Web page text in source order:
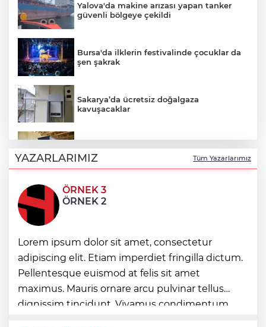
Yalova'da makine arızası yapan tanker
güvenli bölgeye çekildi
Bursa'da ilklerin festivalinde çocuklar da
şen şakrak
Sakarya’da ücretsiz doğalgaza
kavuşacaklar
destek
Nilüfer’de kaldırımlar temizlendi
Konya Selçuklu'da Başkan
Pekyatırmacı'dan esnaf ziyareti
Ordu Perşembe’de mahalleler asfalt
konforuna kavuştu
YAZARLARIMIZ Tüm Yazarlarımız
ÖRNEK 3
ÖRNEK 2
Lorem ipsum dolor sit amet, consectetur
adipiscing elit. Etiam imperdiet fringilla dictum.
Pellentesque euismod at felis sit amet
maximus. Mauris ornare arcu pulvinar tellus
dignissim tincidunt. Vivamus condimentum